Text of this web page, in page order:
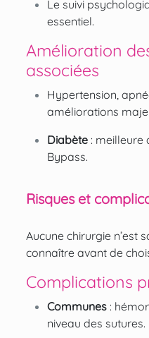
Le suivi
essentiel.
Amélioration
associées
Hypertension,
améliorations
Diabète: meilleure
Bypass.
Risques et
Aucune chirurgie n’est
connaître avant de
Complications
Communes:
niveau des sutures.